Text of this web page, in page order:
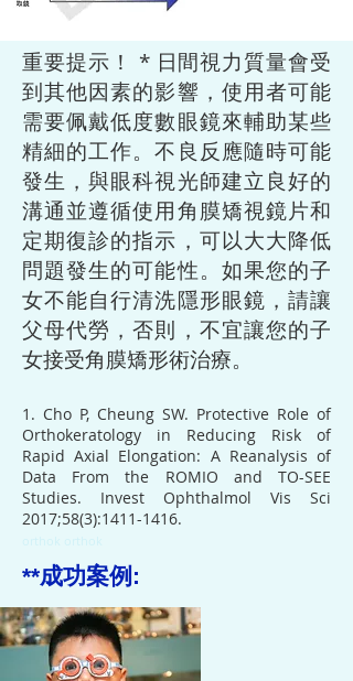
重要提示！ * 日間視力質量會受
到其他因素的影響，使用者可能
需要佩戴低度數眼鏡來輔助某些
精細的工作。不良反應隨時可能
發生，與眼科視光師建立良好的
溝通並遵循使用角膜矯視鏡片和
定期復診的指示，可以大大降低
問題發生的可能性。如果您的子
女不能自行清洗隱形眼鏡，請讓
父母代勞，否則，不宜讓您的子
女接受角膜矯形術治療。
1. Cho P, Cheung SW. Protective Role of
Orthokeratology in Reducing Risk of
Rapid Axial Elongation: A Reanalysis of
Data From the ROMIO and TO-SEE
Studies. Invest Ophthalmol Vis Sci
2017;58(3):1411-1416.
orthok orthok
**成功案例: